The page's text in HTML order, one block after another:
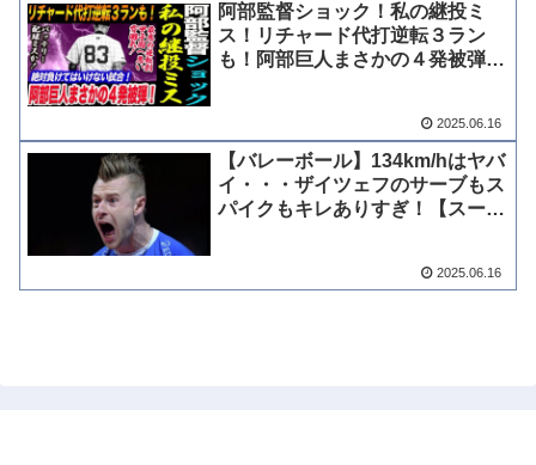
阿部監督ショック！私の継投ミ
ス！リチャード代打逆転３ラン
も！阿部巨人まさかの４発被弾！
2025.06.16
【バレーボール】134km/hはヤバ
イ・・・ザイツェフのサーブもス
パイクもキレありすぎ！【スーパ
2025.06.16